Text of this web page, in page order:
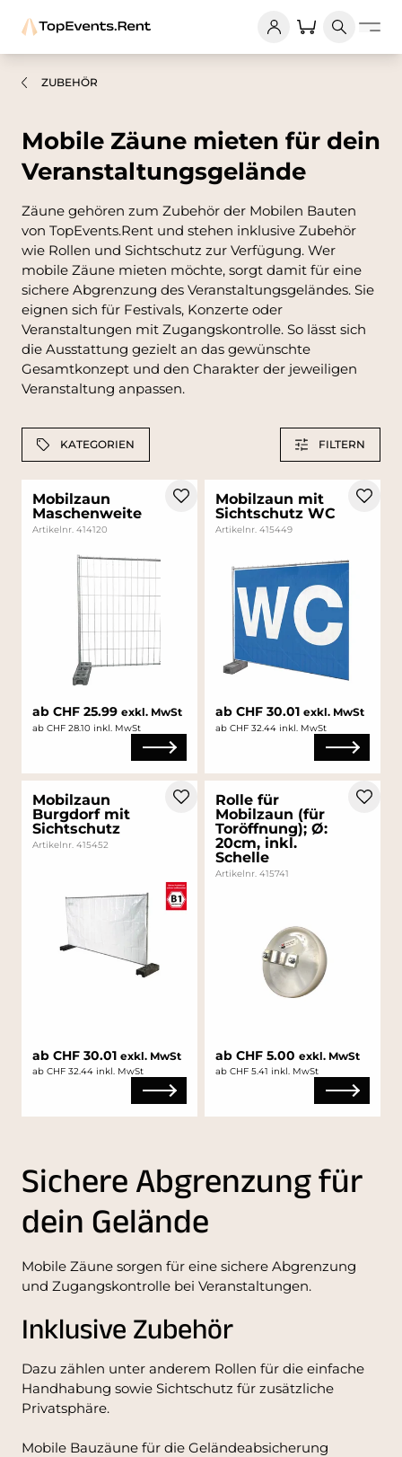
ZUBEHÖR
Mobile Zäune mieten für dein
Veranstaltungsgelände
Zäune gehören zum Zubehör der Mobilen Bauten
von TopEvents.Rent und stehen inklusive Zubehör
wie Rollen und Sichtschutz zur Verfügung. Wer
mobile Zäune mieten möchte, sorgt damit für eine
sichere Abgrenzung des Veranstaltungsgeländes. Sie
eignen sich für Festivals, Konzerte oder
Veranstaltungen mit Zugangskontrolle. So lässt sich
die Ausstattung gezielt an das gewünschte
Gesamtkonzept und den Charakter der jeweiligen
Veranstaltung anpassen.
KATEGORIEN FILTERN
Mobilzaun
Maschenweite
Artikelnr. 414120
ab CHF 25.99 exkl. MwSt
ab CHF 28.10 inkl. MwSt
Mobilzaun mit
Sichtschutz WC
Artikelnr. 415449
ab CHF 30.01 exkl. MwSt
ab CHF 32.44 inkl. MwSt
Mobilzaun
Burgdorf mit
Sichtschutz
Artikelnr. 415452
ab CHF 30.01 exkl. MwSt
ab CHF 32.44 inkl. MwSt
Rolle für
Mobilzaun (für
Toröffnung); Ø:
20cm, inkl.
Schelle
Artikelnr. 415741
ab CHF 5.00 exkl. MwSt
ab CHF 5.41 inkl. MwSt
Sichere Abgrenzung für
dein Gelände
Mobile Zäune sorgen für eine sichere Abgrenzung
und Zugangskontrolle bei Veranstaltungen.
Inklusive Zubehör
Dazu zählen unter anderem Rollen für die einfache
Handhabung sowie Sichtschutz für zusätzliche
Privatsphäre.
Mobile Bauzäune für die Geländeabsicherung